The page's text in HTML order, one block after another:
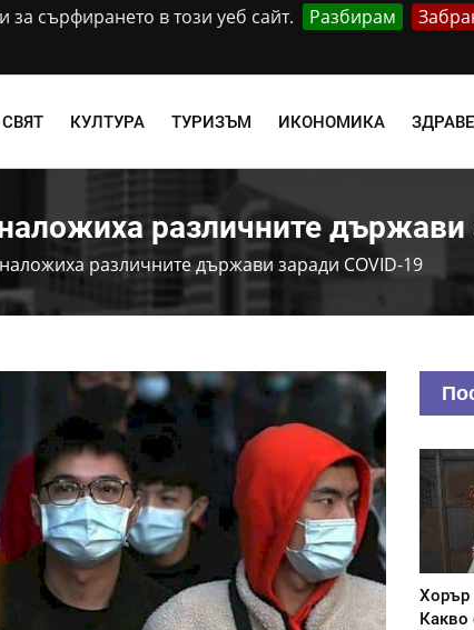
за сърфирането в този уеб сайт. Разбирам
СВЯТ КУЛТУРА ТУРИЗЪМ ИКОНОМИКА ЗДРАВЕ
различните държави
различните държави заради COVID-19
Хорър
Какво